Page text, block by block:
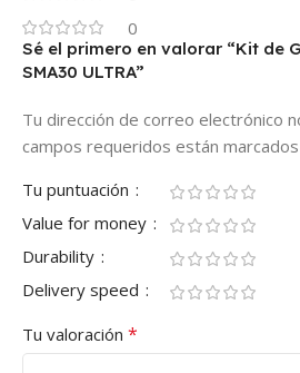
0
Sé el primero en valorar “Kit de
SMA30 ULTRA”
Tu dirección de correo electrónico
campos requeridos están marcados
Tu puntuación
Value for money
Durability
Delivery speed
Tu valoración *